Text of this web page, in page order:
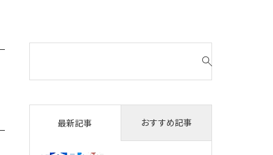
対
最新記事 おすすめ記事